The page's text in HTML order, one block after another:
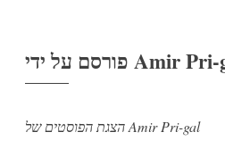
Amir Pri-
הצגת הפוסטים של Amir Pri-gal